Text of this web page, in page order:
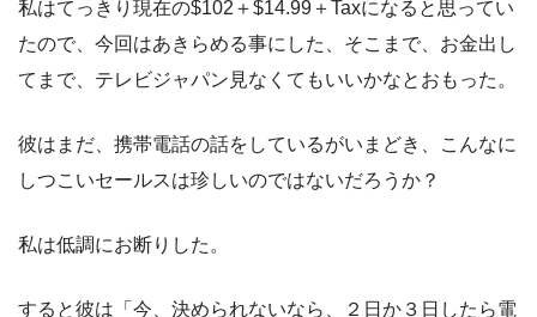
私はてっきり現在の$102＋$14.99＋Taxになると思ってい
たので、今回はあきらめる事にした、そこまで、お金出し
てまで、テレビジャパン見なくてもいいかなとおもった。
彼はまだ、携帯電話の話をしているがいまどき、こんなに
しつこいセールスは珍しいのではないだろうか？
私は低調にお断りした。
すると彼は「今、決められないなら、２日か３日したら電